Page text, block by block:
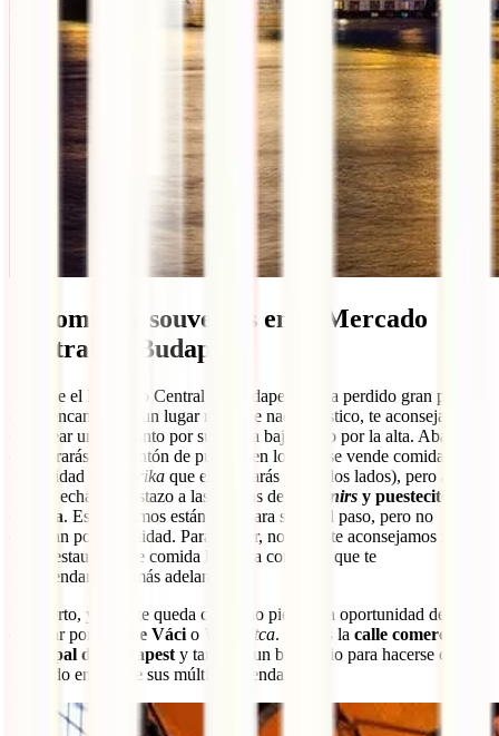
7. Comprar souvenirs en el Mercado
Central de Budapest
Aunque el Mercado Central de Budapest ya ha perdido gran parte
de su encanto y es un lugar más que nada turístico, te aconsejamos
curiosear un rato tanto por su planta baja como por la alta. Abajo
encontrarás un montón de puestos en los que se vende comida (ojo a
la cantidad de
paprika que encontrarás por todos lados), pero arriba
podrás echar un vistazo a las tiendas de
souvenirs y puestecitos de
comida. Estos últimos están bien para salir del paso, pero no
destacan por su calidad. Para comer, nosotros te aconsejamos ir a un
buen restaurante de comida húngara como los que te
recomendaremos más adelante.
Por cierto, ya que te queda cerca, no pierdas la oportunidad de
caminar por la
calle Váci o Váci Útca. Esta es la calle comercial
principal de Budapest y también un buen sitio para hacerse con un
recuerdo en una de sus múltiples tiendas.